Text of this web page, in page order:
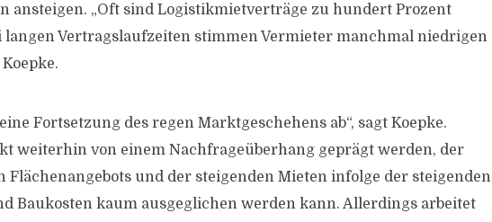
ansteigen. „Oft sind Logistikmietverträge zu hundert Prozent
Vertragslaufzeiten stimmen Vermieter manchmal niedrigen
Fortsetzung des regen Marktgeschehens ab“, sagt Koepke.
weiterhin von einem Nachfrageüberhang geprägt werden, der
Flächenangebots und der steigenden Mieten infolge der steigenden
Baukosten kaum ausgeglichen werden kann. Allerdings arbeitet